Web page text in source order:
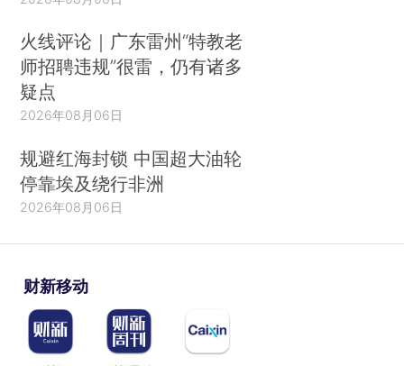
火线评论｜广东雷州“特教老
师招聘违规”很雷，仍有诸多
疑点
2026年08月06日
规避红海封锁 中国超大油轮
停靠埃及绕行非洲
2026年08月06日
财新移动